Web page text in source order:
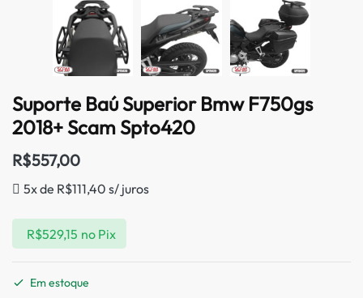
Suporte Baú Superior Bmw F750gs
2018+ Scam Spto420
R$557,00
5x de R$111,40 s/ juros
R$529,15 no Pix
Em estoque